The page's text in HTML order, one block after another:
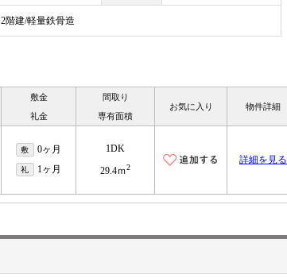
2階建/軽量鉄骨造
敷金
礼金
間取り
専有面積
お気に入り 物件詳細
敷 0ヶ月
礼 1ヶ月
1DK
29.4ｍ2
詳細を見る